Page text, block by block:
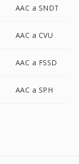
AAC a SNDT
AAC a CVU
AAC a FSSD
AAC a SPH